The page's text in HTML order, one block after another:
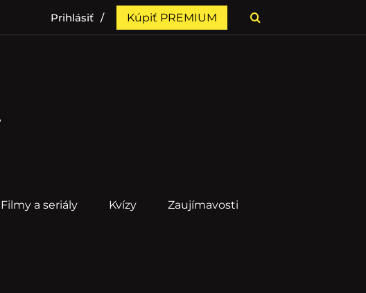
Prihlásiť Kúpiť PREMIUM
Filmy a seriály Kvízy Zaujímavosti